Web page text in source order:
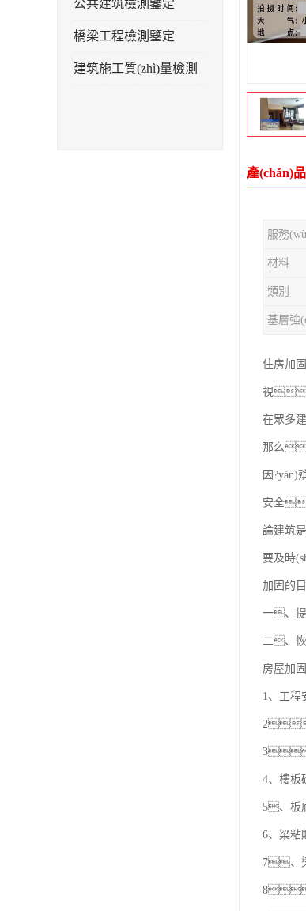
公共建筑檢測鑒定
橋梁工程檢測鑒定
建筑施工質(zhì)量檢測
產(chǎn)
服務
材料
類別
基層強
住房加
視
在眾多
那么
因
安全
論建筑
要及時
加固的
一、提
二、恢
房屋加
1、工程
3
4、樓板
5、板
6、梁粘
7、